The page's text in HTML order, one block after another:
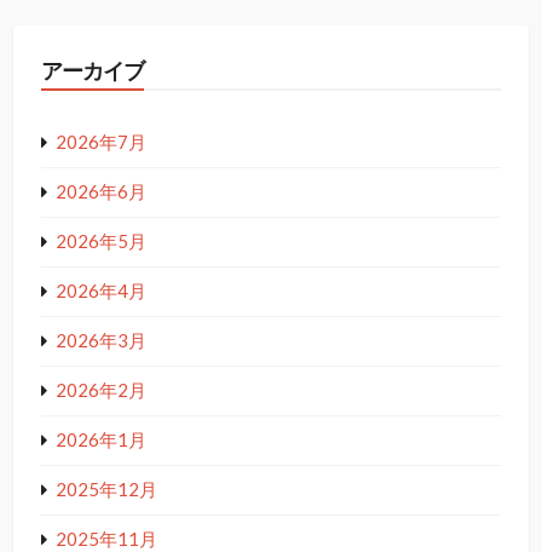
アーカイブ
2026年7月
2026年6月
2026年5月
2026年4月
2026年3月
2026年2月
2026年1月
2025年12月
2025年11月